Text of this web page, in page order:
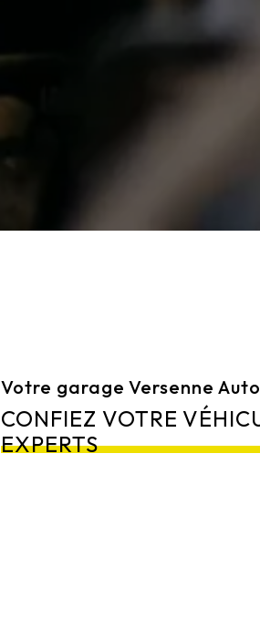
Votre garage Versenne
CONFIEZ VOTRE
EXPERTS